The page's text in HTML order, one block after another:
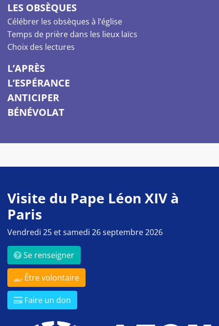
LES OBSÈQUES
Célébrer les obsèques à l’église
Temps de prière dans les lieux laïcs
Choix des lectures
L’APRÈS
L’ESPÉRANCE
ANTICIPER
BÉNÉVOLAT
Visite du Pape Léon XIV à
Paris
Vendredi 25 et samedi 26 septembre 2026
Se renseigner
Être volontaire
Faire un don